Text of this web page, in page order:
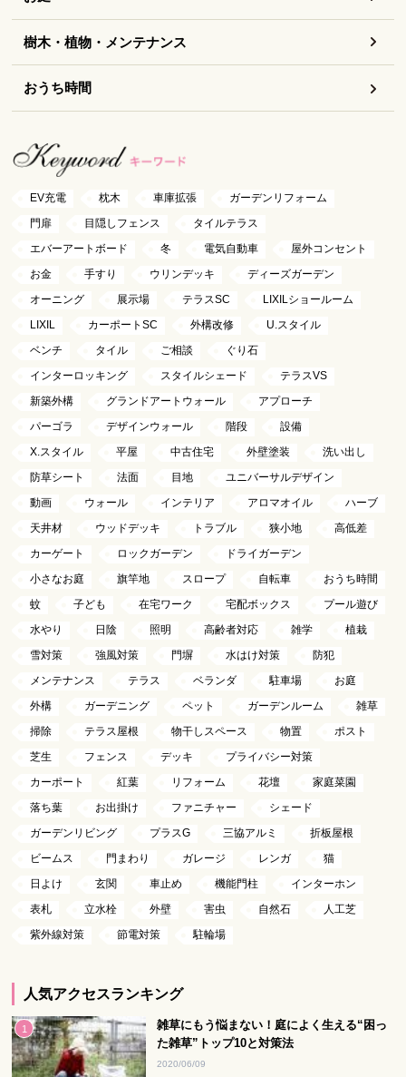
樹木・植物・メンテナンス
おうち時間
EV充電 枕木 車庫拡張
ガーデンリフォーム
門扉
目隠しフェンス
タイルテラス
エバーアートボード
冬 電気自動車
屋外コンセント
お金
手すり ウリンデッキ
ディーズガーデン
オーニング
展示場 テラスSC
LIXILショールーム
LIXIL
カーポートSC 外構改修
U.スタイル
ベンチ
タイル ご相談
ぐり石
インターロッキング
スタイルシェード
テラスVS
新築外構
グランドアートウォール
アプローチ
パーゴラ
デザインウォール 階段
設備
X.スタイル
平屋 中古住宅 外壁塗装
洗い出し
防草シート
法面 目地
ユニバーサルデザイン
動画
ウォール インテリア アロマオイル
ハーブ
天井材
ウッドデッキ トラブル 狭小地
高低差
カーゲート
ロックガーデン
ドライガーデン
小さなお庭
旗竿地 スロープ 自転車
おうち時間
蚊
子ども 在宅ワーク 宅配ボックス
プール遊び
水やり
日陰 照明 高齢者対応 雑学
植栽
雪対策
強風対策 門塀 水はけ対策
防犯
メンテナンス
テラス ベランダ 駐車場
お庭
外構
ガーデニング ペット ガーデンルーム
雑草
掃除
テラス屋根 物干しスペース 物置
ポスト
芝生
フェンス デッキ
プライバシー対策
カーポート
紅葉 リフォーム 花壇
家庭菜園
落ち葉
お出掛け ファニチャー
シェード
ガーデンリビング
プラスG 三協アルミ
折板屋根
ビームス
門まわり ガレージ レンガ
猫
日よけ
玄関 車止め 機能門柱
インターホン
表札
立水栓 外壁 害虫 自然石
人工芝
紫外線対策
節電対策 駐輪場
人気アクセスランキング
雑草にもう悩まない！庭によく生える“困っ
た雑草”トップ10と対策法
2020/06/09